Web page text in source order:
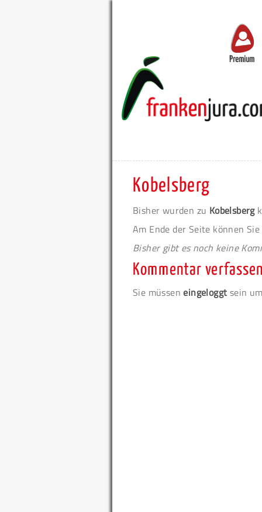
Premium
Kobelsberg
Bisher wurden zu Kobelsberg
Am Ende der Seite können
Bisher gibt es noch keine
Kommentar
Sie müsseneingeloggt sein